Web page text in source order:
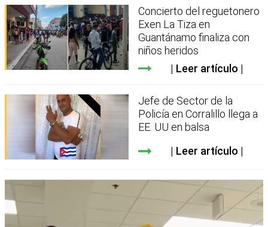
Concierto del reguetonero
Exen La Tiza en
Guantánamo finaliza con
niños heridos
Leer artículo
Jefe de Sector de la
Policía en Corralillo llega a
EE. UU en balsa
Leer artículo